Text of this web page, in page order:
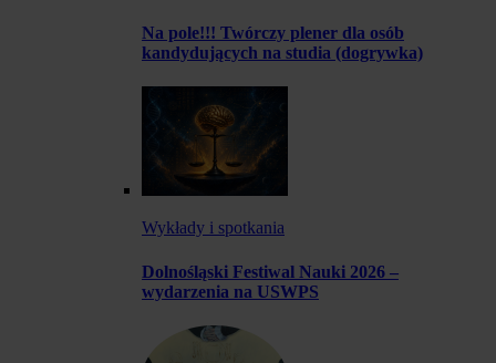
Na pole!!! Twórczy plener dla osób
kandydujących na studia (dogrywka)
Wykłady i spotkania
Dolnośląski Festiwal Nauki 2026 –
wydarzenia na USWPS